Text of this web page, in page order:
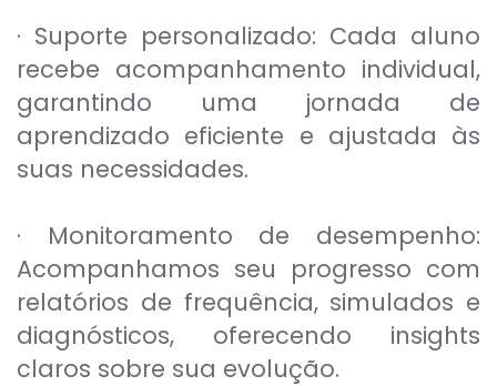
· Suporte personalizado: Cada aluno
recebe acompanhamento individual,
garantindo uma jornada de
aprendizado eficiente e ajustada às
suas necessidades.
· Monitoramento de desempenho:
Acompanhamos seu progresso com
relatórios de frequência, simulados e
diagnósticos, oferecendo insights
claros sobre sua evolução.